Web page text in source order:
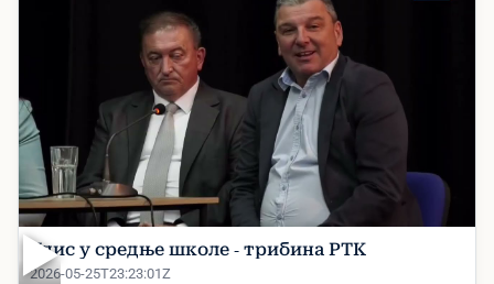
▶
Упис у средње школе - трибина РТК
2026-05-25T23:23:01Z